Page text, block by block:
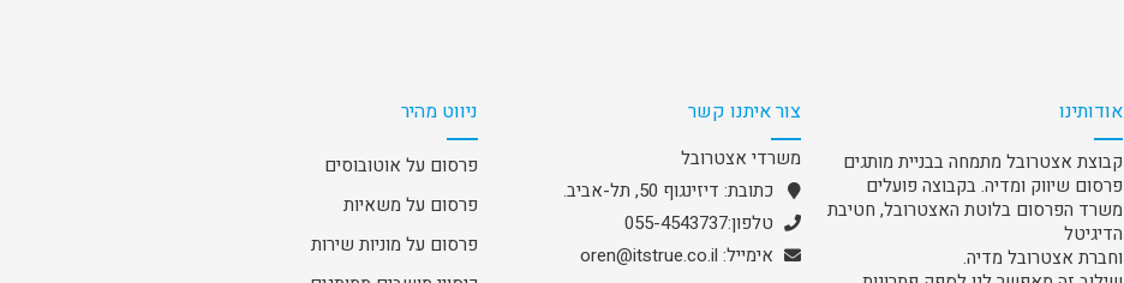
אודותינו
קבוצת אצטרובל מתמחה בבניית מותגים
פרסום שיווק ומדיה. בקבוצה פועלים
משרד הפרסום בלוטת האצטרובל, חטיבת
הדיגיטל
וחברת אצטרובל מדיה.
צור איתנו קשר
משרדי אצטרובל
כתובת: דיזינגוף 50, תל-אביב.
טלפון:055-4543737
אימייל: oren@itstrue.co.il
ניווט מהיר
פרסום על אוטובוסים
פרסום על משאיות
פרסום על מוניות שירות